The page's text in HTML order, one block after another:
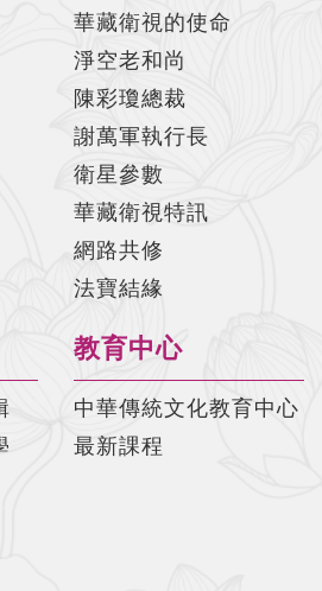
華藏衛視的使命
淨空老和尚
陳彩瓊總裁
謝萬軍執行長
衛星參數
華藏衛視特訊
網路共修
法寶結緣
教育中心
中華傳統文化教育中心
最新課程